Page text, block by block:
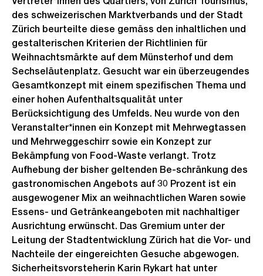
des schweizerischen Marktverbands und der Stadt
Zürich beurteilte diese gemäss den inhaltlichen und
gestalterischen Kriterien der Richtlinien für
Weihnachtsmärkte auf dem Münsterhof und dem
Sechseläutenplatz. Gesucht war ein überzeugendes
Gesamtkonzept mit einem spezifischen Thema und
einer hohen Aufenthaltsqualität unter
Berücksichtigung des Umfelds. Neu wurde von den
Veranstalter*innen ein Konzept mit Mehrwegtassen
und Mehrweggeschirr sowie ein Konzept zur
Bekämpfung von Food-Waste verlangt. Trotz
Aufhebung der bisher geltenden Be-schränkung des
gastronomischen Angebots auf 30 Prozent ist ein
ausgewogener Mix an weihnachtlichen Waren sowie
Essens- und Getränkeangeboten mit nachhaltiger
Ausrichtung erwünscht. Das Gremium unter der
Leitung der Stadtentwicklung Zürich hat die Vor- und
Nachteile der eingereichten Gesuche abgewogen.
Sicherheitsvorsteherin Karin Rykart hat unter